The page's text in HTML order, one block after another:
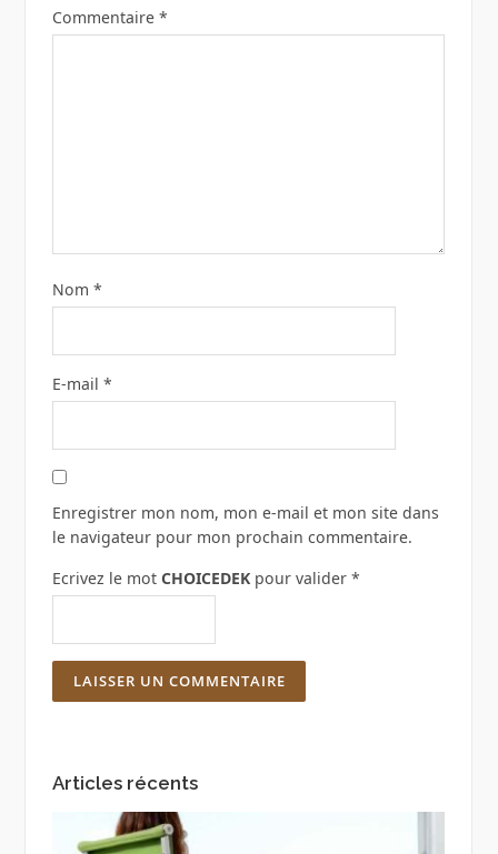
Commentaire *
Nom *
E-mail *
Enregistrer mon nom, mon e-mail et mon site dans
le navigateur pour mon prochain commentaire.
Ecrivez le mot CHOICEDEKpour valider *
Articles récents